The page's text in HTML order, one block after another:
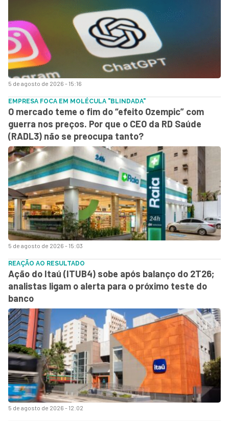
5 de agosto de 2026 - 15:16
5 de agosto de 2026 - 15:03
EMPRESA FOCA EM MOLÉCULA "BLINDADA"
O mercado teme o fim do “efeito Ozempic” com
guerra nos preços. Por que o CEO da RD Saúde
(RADL3) não se preocupa tanto?
5 de agosto de 2026 - 12:02
REAÇÃO AO RESULTADO
Ação do Itaú (ITUB4) sobe após balanço do 2T26;
analistas ligam o alerta para o próximo teste do
banco